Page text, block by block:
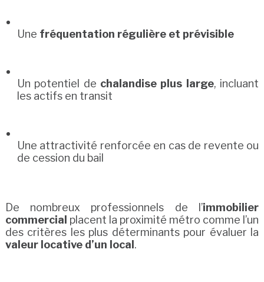
Une fréquentation régulière et prévisible
Un potentiel de chalandise plus large, incluant
les actifs en transit
Une attractivité renforcée en cas de revente ou
de cession du bail
De nombreux professionnels de l’immobilier
commercial placent la proximité métro comme l’un
des critères les plus déterminants pour évaluer la
valeur locative d’un local .